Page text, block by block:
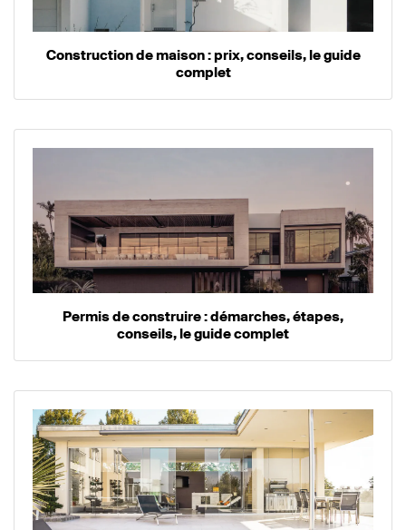
Construction de maison : prix, conseils, le guide
complet
Permis de construire : démarches, étapes,
conseils, le guide complet